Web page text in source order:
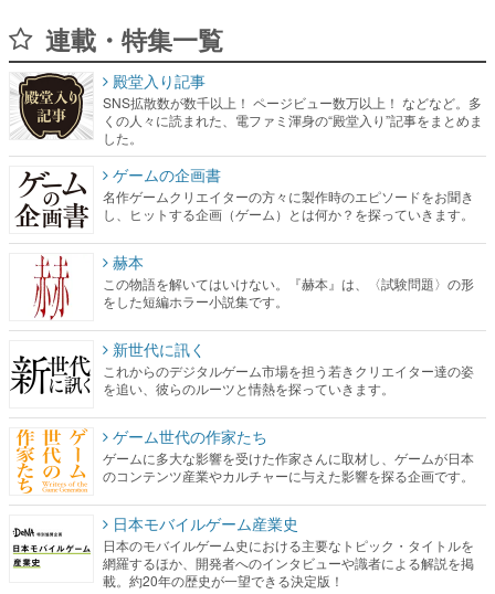
連載・特集一覧
殿堂入り記事
SNS拡散数が数千以上！ ページビュー数万以上！ などなど。多
くの人々に読まれた、電ファミ渾身の“殿堂入り”記事をまとめま
した。
ゲームの企画書
名作ゲームクリエイターの方々に製作時のエピソードをお聞き
し、ヒットする企画（ゲーム）とは何か？を探っていきます。
赫本
この物語を解いてはいけない。『赫本』は、〈試験問題〉の形
をした短編ホラー小説集です。
新世代に訊く
これからのデジタルゲーム市場を担う若きクリエイター達の姿
を追い、彼らのルーツと情熱を探っていきます。
ゲーム世代の作家たち
ゲームに多大な影響を受けた作家さんに取材し、ゲームが日本
のコンテンツ産業やカルチャーに与えた影響を探る企画です。
日本モバイルゲーム産業史
日本のモバイルゲーム史における主要なトピック・タイトルを
網羅するほか、開発者へのインタビューや識者による解説を掲
載。約20年の歴史が一望できる決定版！